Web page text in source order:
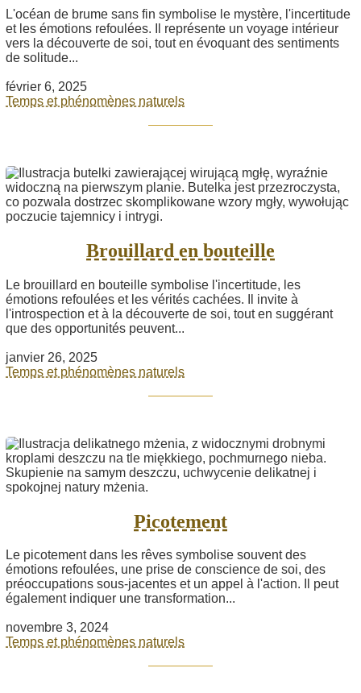
L'océan de brume sans fin symbolise le mystère, l'incertitude
et les émotions refoulées. Il représente un voyage intérieur
vers la découverte de soi, tout en évoquant des sentiments
de solitude...
février 6, 2025
Temps et phénomènes naturels
Brouillard en bouteille
Le brouillard en bouteille symbolise l'incertitude, les
émotions refoulées et les vérités cachées. Il invite à
l'introspection et à la découverte de soi, tout en suggérant
que des opportunités peuvent...
janvier 26, 2025
Temps et phénomènes naturels
Picotement
Le picotement dans les rêves symbolise souvent des
émotions refoulées, une prise de conscience de soi, des
préoccupations sous-jacentes et un appel à l'action. Il peut
également indiquer une transformation...
novembre 3, 2024
Temps et phénomènes naturels